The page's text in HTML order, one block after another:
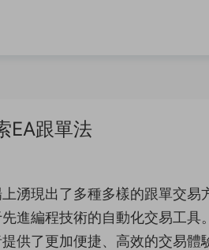
EA跟單法
湧現出了多種多樣的跟單交易
進編程技術的自動化交易工具
供了更加便捷、高效的交易體